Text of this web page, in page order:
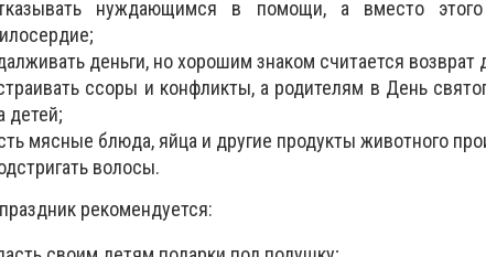
нуждающимся в помощи, а вместо
деньги, но хорошим знаком считается возврат
ссоры и конфликты, а родителям в День
детей;
мясные блюда, яйца и другие продукты животного
волосы.
рекомендуется: